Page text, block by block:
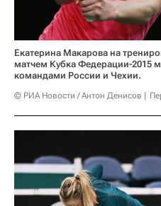
Екатерина Макарова на
матчем Кубка Федерации-2015
командами России и Чехии.
© РИА Новости / Антон Денисов